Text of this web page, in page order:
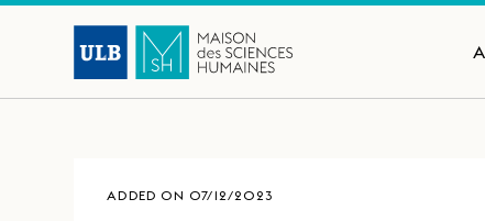
ADDED ON 07/12/2023